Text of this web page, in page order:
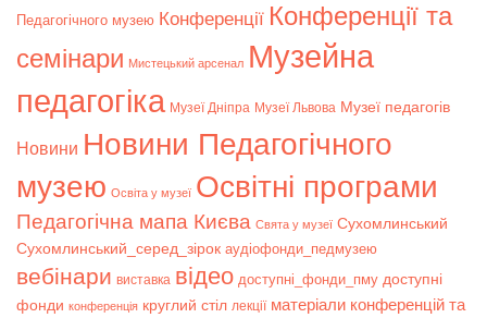
Педагогічного музею Конференції Конференції та
семінари Мистецький арсенал Музейна
педагогіка Музеї Дніпра Музеї Львова Музеї педагогів
Новини Новини Педагогічного
музею Освіта у музеї Освітні програми
Педагогічна мапа Києва Свята у музеї Сухомлинський
Сухомлинський_серед_зірок аудіофонди_педмузею
вебінари виставка відео доступні_фонди_пму доступні
фонди конференція круглий стіл лекції матеріали конференцій та